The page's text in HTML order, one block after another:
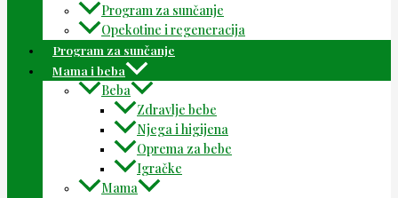
Program za sunčanje
Opekotine i regeneracija
Program za sunčanje
Mama i beba
Beba
Zdravlje bebe
Njega i higijena
Oprema za bebe
Igračke
Mama